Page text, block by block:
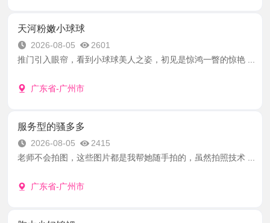
天河粉嫩小球球
2026-08-05
2601
推门引入眼帘，看到小球球美人之姿，初见是惊鸿一瞥的惊艳 ...
广东省-广州市
服务型的骚多多
2026-08-05
2415
老师不会拍图，这些图片都是我帮她随手拍的，虽然拍照技术 ...
广东省-广州市